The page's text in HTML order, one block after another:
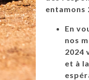
entamons
En
nos
2024
et à